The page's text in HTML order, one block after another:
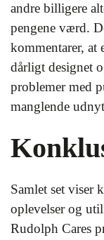
andre billigere
pengene værd.
kommentarer, at
dårligt designet
problemer med
manglende
Samlet set viser
oplevelser og
Rudolph Cares